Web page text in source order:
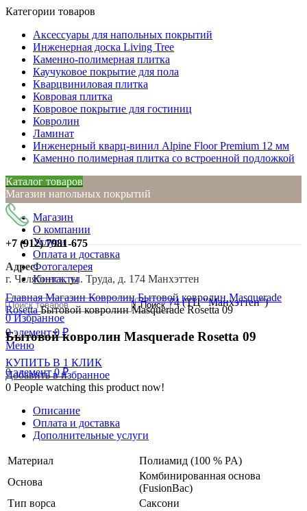
Категории товаров
Аксессуары для напольных покрытий
Инженерная доска Living Tree
Каменно-полимерная плитка
Каучуковое покрытие для пола
Кварцвиниловая плитка
Ковровая плитка
Ковровое покрытие для гостиниц
Ковролин
Ламинат
Инженерный кварц-винил Alpine Floor Premium 12 мм
Каменно полимерная плитка со встроенной подложкой
Каталог товаров
Магазин напольных покрытий
Магазин
О компании
Услуги
Оплата и доставка
Фотогалерея
Контакты
г. Челябинск, ул. Труда, д. 174 (ТЦ "Манхэттен")
+7 (912)7981-675
Адрес:
г. Челябинск, ул. Труда, д. 174 Манхэттен
Поиск
0Избранное
0элемент 0 ₽
Меню
0элемент 0₽
Нажмите, чтобы увеличить
ГлавнаяМагазинКовролинБытовой ковролин Masquerade
RosettaБытовой ковролин Masquerade Rosetta 09
Бытовой ковролин Masquerade Rosetta 09
КУПИТЬ В 1 КЛИК
Добавить в избранное
0 People watching this product now!
Описание
Оплата и доставка
Дополнительные услуги
Материал
Полиамид (100 % PA)
Основа
Комбинированная основа
(FusionBac)
Тип ворса
Саксони